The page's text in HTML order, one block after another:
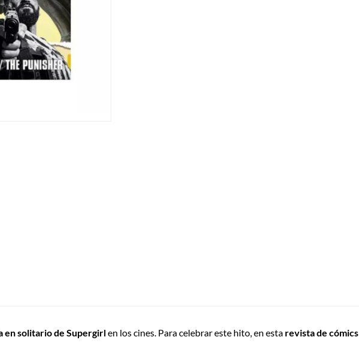
en solitario de Supergirlen los cines. Para celebrar este hito, en esta revista de cómics